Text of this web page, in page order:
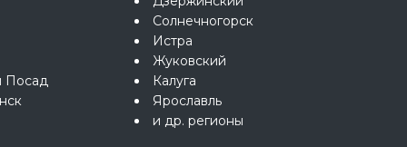
Посад
Солнечногорск
Истра
Жуковский
Калуга
Ярославль
и др. регионы